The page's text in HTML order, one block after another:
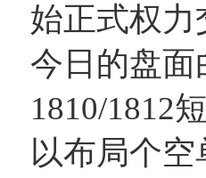
始正式权
今日的盘
1810/1812
以布局个